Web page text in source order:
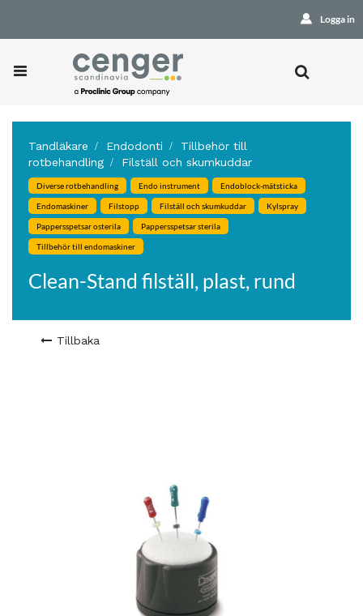
Logga in
Tandläkare Endodonti
Tillbehör till
rotbehandling
Filställ och skumkuddar
Diverse rotbehandling Endo instrument Endoblock-mätsticka
Endomaskiner Filstopp Filställ och skumkuddar Kylspray
Pappersspetsar osterila Pappersspetsar sterila
Tillbehör till endomaskiner
Clean-Stand filställ, plast, rund
Tillbaka